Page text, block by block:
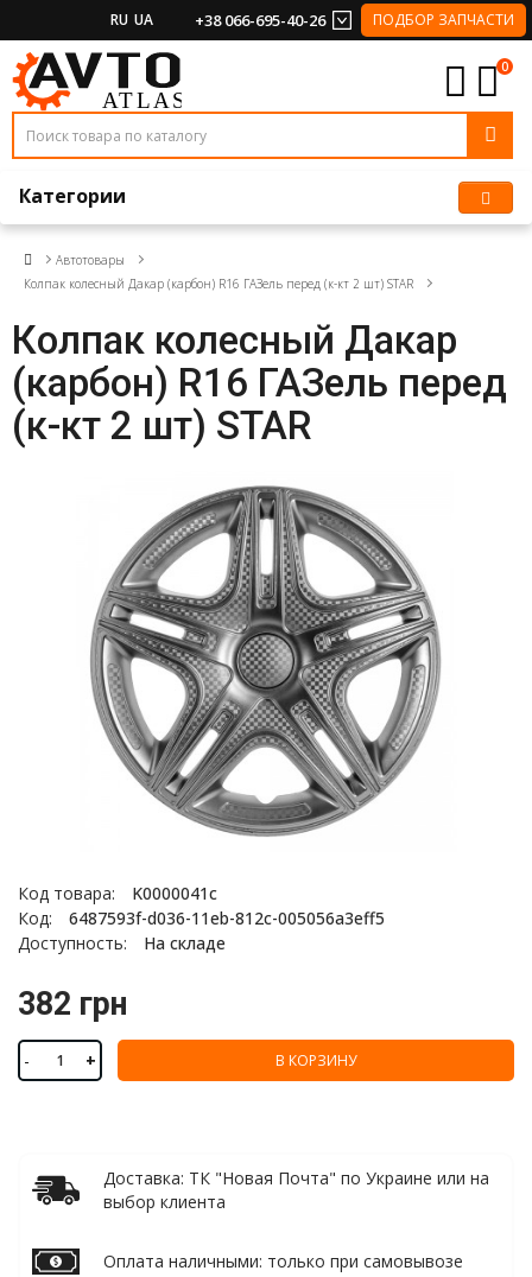
RU UA +38 066-695-40-26 ПОДБОР ЗАПЧАСТИ
0
Категории
Автотовары
Колпак колесный Дакар (карбон) R16 ГАЗель перед (к-кт 2 шт) STAR
Колпак колесный Дакар
(карбон) R16 ГАЗель перед
(к-кт 2 шт) STAR
Код товара:
K0000041с
Код:
6487593f-d036-11eb-812c-005056a3eff5
Доступность:
На складе
382 грн
- + В КОРЗИНУ
Доставка: ТК "Новая Почта" по Украине или на
выбор клиента
Оплата наличными: только при самовывозе